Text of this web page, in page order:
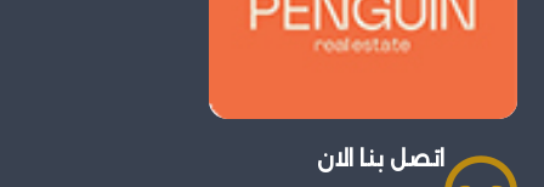
اتصل بنا الان